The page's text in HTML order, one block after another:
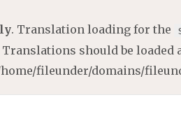
. Translation loading for the
should be loaded
fileunder/domains/